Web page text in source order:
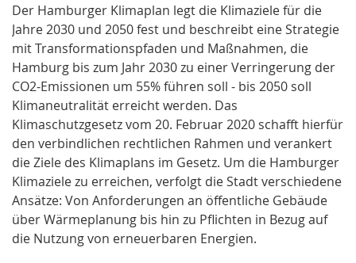
Der Hamburger Klimaplan legt die Klimaziele für die
Jahre 2030 und 2050 fest und beschreibt eine Strategie
mit Transformationspfaden und Maßnahmen, die
Hamburg bis zum Jahr 2030 zu einer Verringerung der
CO2-Emissionen um 55% führen soll - bis 2050 soll
Klimaneutralität erreicht werden. Das
Klimaschutzgesetz vom 20. Februar 2020 schafft hierfür
den verbindlichen rechtlichen Rahmen und verankert
die Ziele des Klimaplans im Gesetz. Um die Hamburger
Klimaziele zu erreichen, verfolgt die Stadt verschiedene
Ansätze: Von Anforderungen an öffentliche Gebäude
über Wärmeplanung bis hin zu Pflichten in Bezug auf
die Nutzung von erneuerbaren Energien.